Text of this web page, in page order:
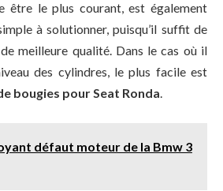
être le plus courant, est également
à solutionner, puisqu’il suffit de
meilleure qualité. Dans le cas où il
des cylindres, le plus facile est
bougies pour Seat Ronda.
défaut moteur de la Bmw 3